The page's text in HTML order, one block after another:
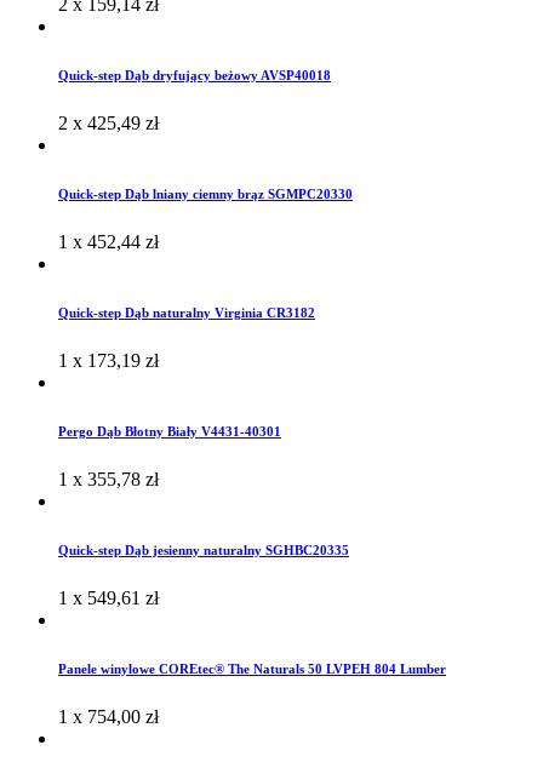
2 x 159,14 zł
Quick-step Dąb dryfujący beżowy AVSP40018
2 x 425,49 zł
Quick-step Dąb lniany ciemny brąz SGMPC20330
1 x 452,44 zł
Quick-step Dąb naturalny Virginia CR3182
1 x 173,19 zł
Pergo Dąb Błotny Biały V4431-40301
1 x 355,78 zł
Quick-step Dąb jesienny naturalny SGHBC20335
1 x 549,61 zł
Panele winylowe COREtec® The Naturals 50 LVPEH 804 Lumber
1 x 754,00 zł